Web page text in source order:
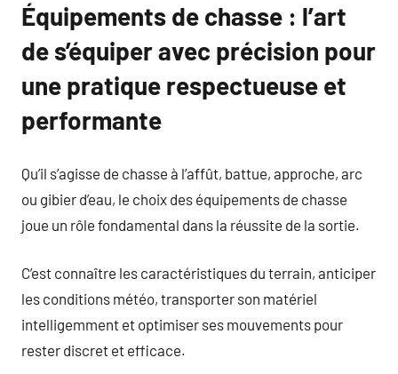
Équipements de chasse : l’art
de s’équiper avec précision pour
une pratique respectueuse et
performante
Qu’il s’agisse de chasse à l’affût, battue, approche, arc
ou gibier d’eau, le choix des équipements de chasse
joue un rôle fondamental dans la réussite de la sortie.
C’est connaître les caractéristiques du terrain, anticiper
les conditions météo, transporter son matériel
intelligemment et optimiser ses mouvements pour
rester discret et efficace.